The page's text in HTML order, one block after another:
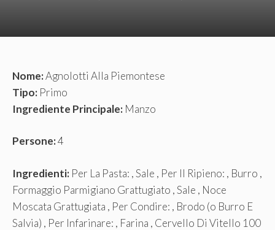
Nome:Agnolotti Alla Piemontese
Tipo: Primo
Ingrediente Principale: Manzo
Persone:4
Ingredienti: Per La Pasta: , Sale , Per Il Ripieno: , Burro ,
Formaggio Parmigiano Grattugiato , Sale , Noce
Moscata Grattugiata , Per Condire: , Brodo (o Burro E
Salvia) , Per Infarinare: , Farina , Cervello Di Vitello 100